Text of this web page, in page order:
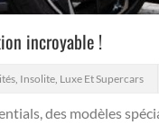
incroyable !
, Insolite, Luxe Et Supercars
des modèles